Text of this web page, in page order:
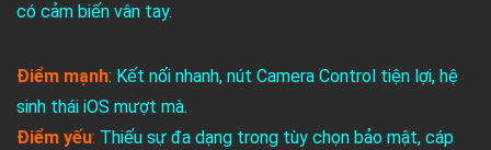
có cảm biến vân tay.
Điểm mạnh: Kết nối nhanh, nút Camera Control tiện lợi, hệ
sinh thái iOS mượt mà.
Điểm yếu: Thiếu sự đa dạng trong tùy chọn bảo mật, cáp